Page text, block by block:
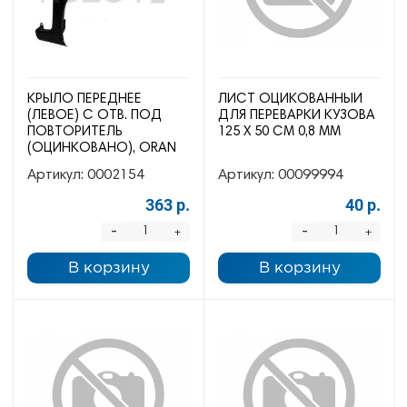
КРЫЛО ПЕРЕДНЕЕ
(ЛЕВОЕ) С ОТВ. ПОД
ПОВТОРИТЕЛЬ
(ОЦИНКОВАНО), ORAN
Артикул: 0002154
363 р.
+
-
В корзину
ЛИСТ ОЦИКОВАННЫЙ
ДЛЯ ПЕРЕВАРКИ КУЗОВА
125 Х 50 СМ 0,8 ММ
Артикул: 00099994
40 р.
+
-
В корзину